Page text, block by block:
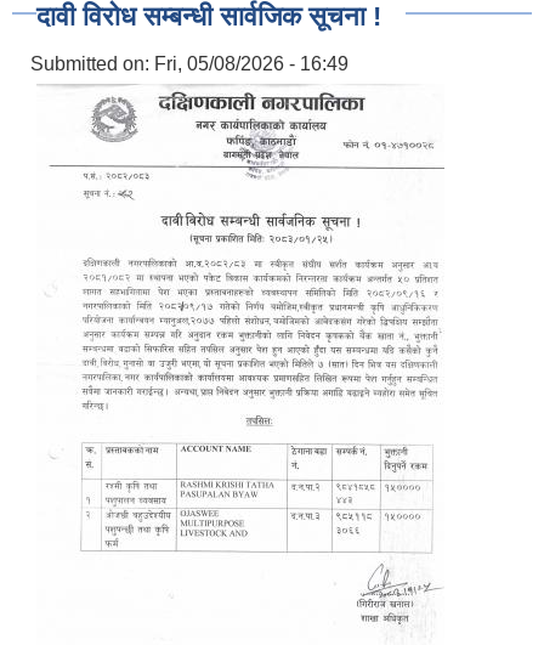
दावी विरोध सम्बन्धी सार्वजिक सूचना !
Submitted on: Fri, 05/08/2026 - 16:49